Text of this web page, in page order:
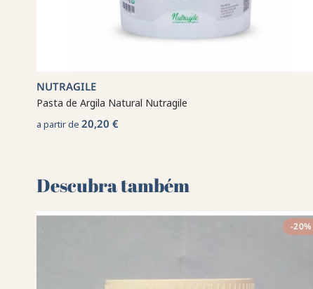
NUTRAGILE
Pasta de Argila Natural Nutragile
a partir de20,20 €
Descubra também 🌻
-20%